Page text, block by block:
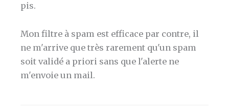
pis.
Mon filtre à spam est efficace par contre, il
ne m'arrive que très rarement qu'un spam
soit validé a priori sans que l'alerte ne
m'envoie un mail.